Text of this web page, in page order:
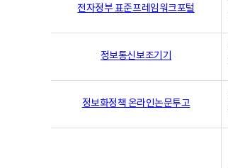
전자정부 표준프레임워크포털
정보통신보조기기
정보화정책 온라인논문투고